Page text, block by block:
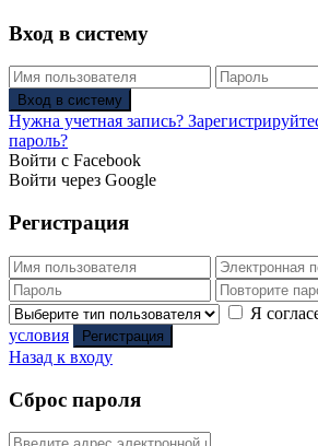
Вход в систему
Вход в систему
Нужна учетная запись?
пароль?
Войти с Facebook
Войти через Google
Регистрация
Я
условия
Регистрация
Назад к входу
Сброс пароля